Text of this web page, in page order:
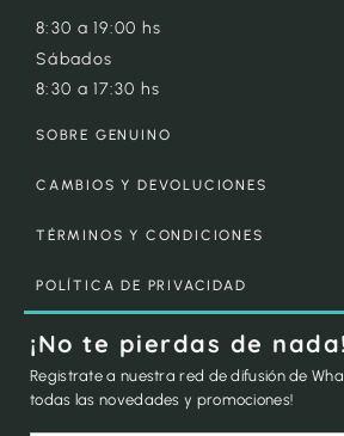
8:30 a 19:00 hs
Sábados
8:30 a 17:30 hs
SOBRE GENUINO
CAMBIOS Y DEVOLUCIONES
TÉRMINOS Y CONDICIONES
POLÍTICA DE PRIVACIDAD
¡No te pierdas de nada!
Registrate a nuestra red de difusión de
todas las novedades y promociones!